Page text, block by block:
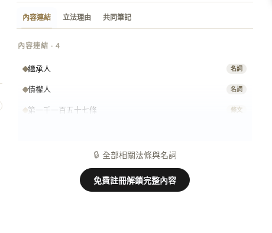
內容連結 立法理由 共同筆記
內容連結 · 4
繼承人 名詞
債權人 名詞
第一千一百五十七條 條文
🔒 全部相關法條與名詞
免費註冊解鎖完整內容